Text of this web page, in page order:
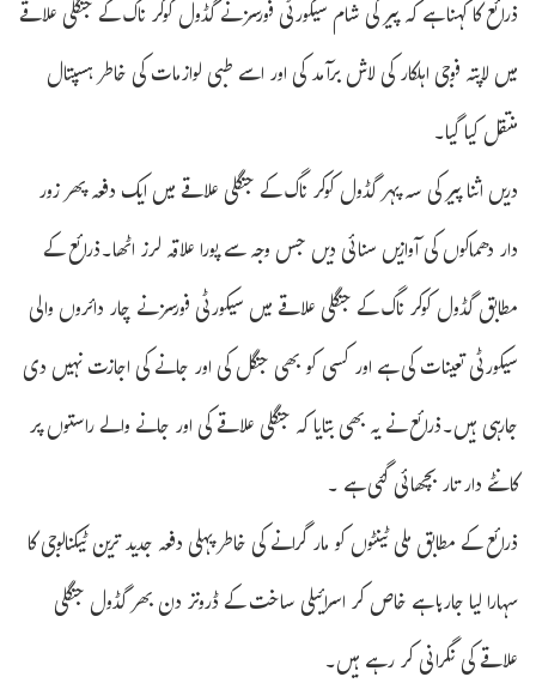
ذرائع کا کہنا ہے کہ پیر کی شام سیکورٹی فورسز نے گڈول کوکر ناگ کے جنگلی علاقے
میں لاپتہ فوجی اہلکار کی لاش برآمد کی اور اسے طبی لوازمات کی خاطر ہسپتال
منتقل کیا گیا۔
دریں اثنا پیر کی سہ پہر گڈول کوکر ناگ کے جنگلی علاقے میں ایک دفعہ پھر زور
دار دھماکوں کی آوازیں سنائی دیں جس وجہ سے پورا علاقہ لرز اٹھا۔ذرائع کے
مطابق گڈول کوکر ناگ کے جنگلی علاقے میں سیکورٹی فورسز نے چار دائروں والی
سیکورٹی تعینات کی ہے اور کسی کو بھی جنگل کی اور جانے کی اجازت نہیں دی
جارہی ہیں۔ذرائع نے یہ بھی بتایا کہ جنگلی علاقے کی اور جانے والے راستوں پر
کانٹے دار تار بچھائی گئی ہے ۔
ذرائع کے مطابق ملی ٹینٹوں کو مار گرانے کی خاطر پہلی دفعہ جدید ترین ٹیکنالوجی کا
سہارا لیا جارہا ہے خاص کر اسرائیلی ساخت کے ڈرونز دن بھر گڈول جنگلی
علاقے کی نگرانی کر رہے ہیں۔